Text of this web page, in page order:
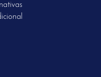
Jueves 27 de